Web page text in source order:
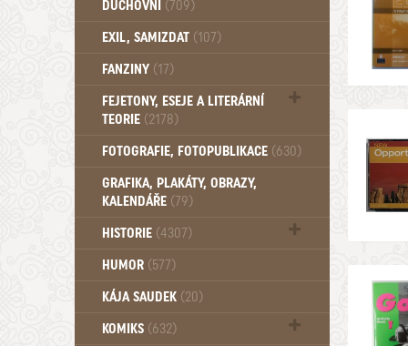
DUCHOVNÍ (709)
Okultismus (110)
EXIL, SAMIZDAT (107)
FANZINY (17)
FEJETONY, ESEJE A LITERÁRNÍ
TEORIE (2178)
Citáty, aforismy, snáře, přísloví,
FOTOGRAFIE, FOTOPUBLIKACE (630)
GRAFIKA, PLAKÁTY, OBRAZY,
KALENDÁŘE (79)
HISTORIE (4307)
Mytologie, Mýty, Báje, Pověsti (203)
HUMOR (577)
KÁJA SAUDEK (20)
KOMIKS (632)